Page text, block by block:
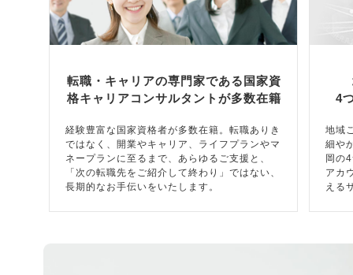
転職・キャリアの専門家である国家資
格キャリアコンサルタントが多数在籍
経験豊富な国家資格者が多数在籍。転職ありき
ではなく、開業やキャリア、ライフプランやマ
ネープランに至るまで、あらゆるご支援と、
「次の転職先をご紹介して終わり」ではない、
長期的なお手伝いをいたします。
4
地域
細や
岡の
アカ
える